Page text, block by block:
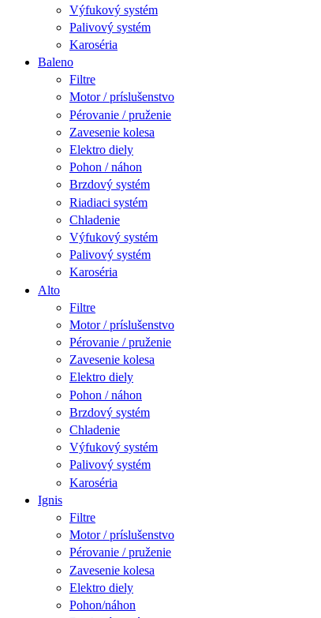
Výfukový systém
Palivový systém
Karoséria
Baleno
Filtre
Motor / príslušenstvo
Pérovanie / pruženie
Zavesenie kolesa
Elektro diely
Pohon / náhon
Brzdový systém
Riadiaci systém
Chladenie
Výfukový systém
Palivový systém
Karoséria
Alto
Filtre
Motor / príslušenstvo
Pérovanie / pruženie
Zavesenie kolesa
Elektro diely
Pohon / náhon
Brzdový systém
Chladenie
Výfukový systém
Palivový systém
Karoséria
Ignis
Filtre
Motor / príslušenstvo
Pérovanie / pruženie
Zavesenie kolesa
Elektro diely
Pohon/náhon